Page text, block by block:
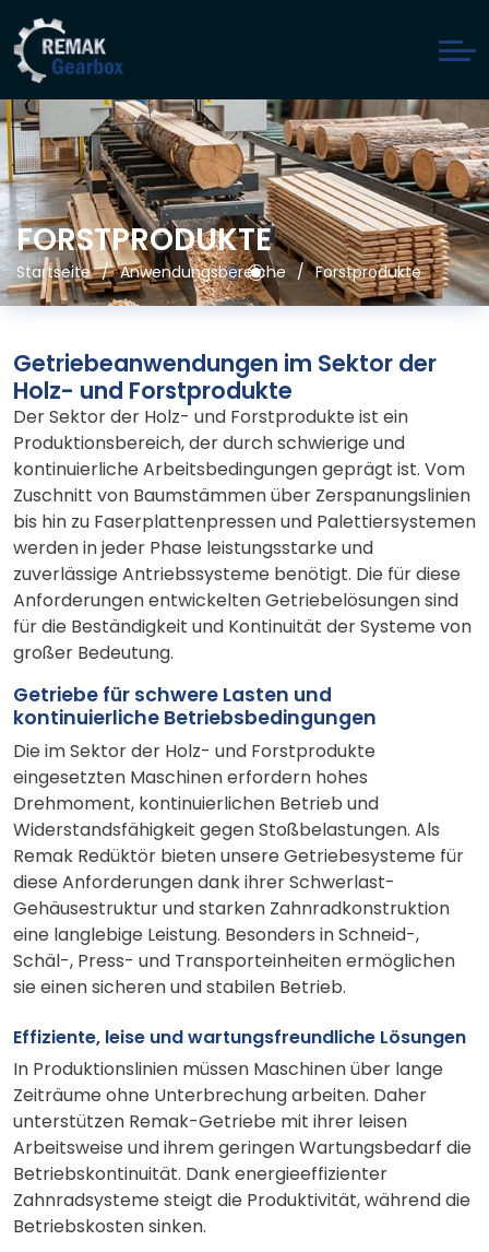
FORSTPRODUKTE
Startseite Anwendungsbereiche Forstprodukte
Getriebeanwendungen im Sektor der
Holz- und Forstprodukte
Der Sektor der Holz- und Forstprodukte ist ein
Produktionsbereich, der durch schwierige und
kontinuierliche Arbeitsbedingungen geprägt ist. Vom
Zuschnitt von Baumstämmen über Zerspanungslinien
bis hin zu Faserplattenpressen und Palettiersystemen
werden in jeder Phase leistungsstarke und
zuverlässige Antriebssysteme benötigt. Die für diese
Anforderungen entwickelten Getriebelösungen sind
für die Beständigkeit und Kontinuität der Systeme von
großer Bedeutung.
Getriebe für schwere Lasten und
kontinuierliche Betriebsbedingungen
Die im Sektor der Holz- und Forstprodukte
eingesetzten Maschinen erfordern hohes
Drehmoment, kontinuierlichen Betrieb und
Widerstandsfähigkeit gegen Stoßbelastungen. Als
Remak Redüktör bieten unsere Getriebesysteme für
diese Anforderungen dank ihrer Schwerlast-
Gehäusestruktur und starken Zahnradkonstruktion
eine langlebige Leistung. Besonders in Schneid-,
Schäl-, Press- und Transporteinheiten ermöglichen
sie einen sicheren und stabilen Betrieb.
Effiziente, leise und wartungsfreundliche Lösungen
In Produktionslinien müssen Maschinen über lange
Zeiträume ohne Unterbrechung arbeiten. Daher
unterstützen Remak-Getriebe mit ihrer leisen
Arbeitsweise und ihrem geringen Wartungsbedarf die
Betriebskontinuität. Dank energieeffizienter
Zahnradsysteme steigt die Produktivität, während die
Betriebskosten sinken.